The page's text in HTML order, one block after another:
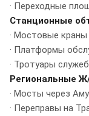
· Переходные
Станционные
· Мостовые краны
· Платформы
· Тротуары
Региональные
· Мосты через
· Переправы на